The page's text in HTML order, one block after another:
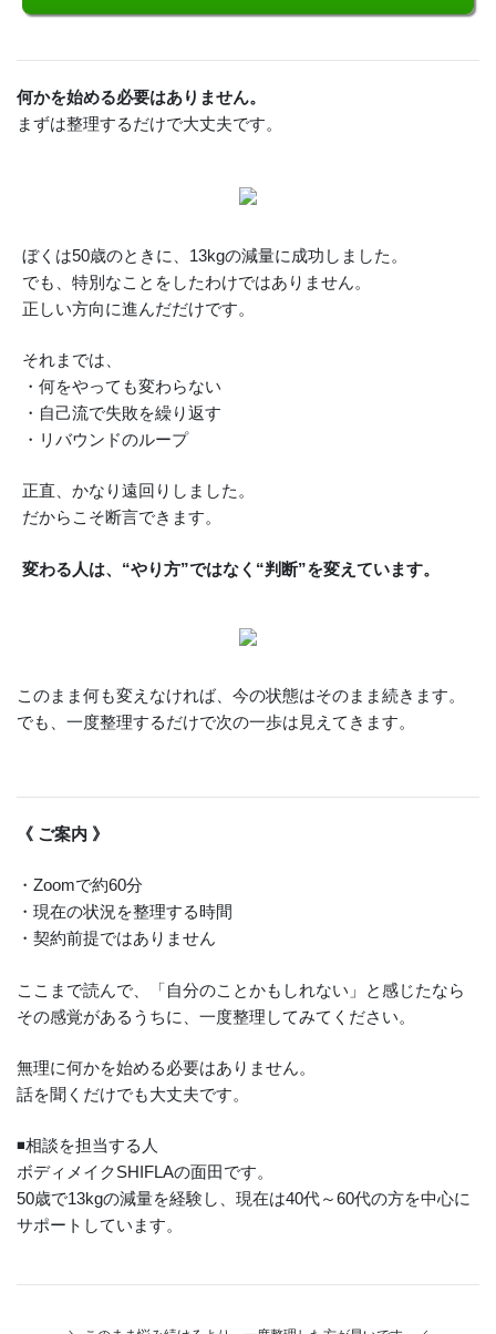
何かを始める必要はありません。
まずは整理するだけで大丈夫です。
ぼくは50歳のときに、13kgの減量に成功しました。
でも、特別なことをしたわけではありません。
正しい方向に進んだだけです。
それまでは、
・何をやっても変わらない
・自己流で失敗を繰り返す
・リバウンドのループ
正直、かなり遠回りしました。
だからこそ断言できます。
変わる人は、“やり方”ではなく“判断”を変えています。
このまま何も変えなければ、今の状態はそのまま続きます。
でも、一度整理するだけで次の一歩は見えてきます。
《 ご案内 》
・Zoomで約60分
・現在の状況を整理する時間
・契約前提ではありません
ここまで読んで、「自分のことかもしれない」と感じたなら
その感覚があるうちに、一度整理してみてください。
無理に何かを始める必要はありません。
話を聞くだけでも大丈夫です。
◾️相談を担当する人
ボディメイクSHIFLAの面田です。
50歳で13kgの減量を経験し、現在は40代～60代の方を中心に
サポートしています。